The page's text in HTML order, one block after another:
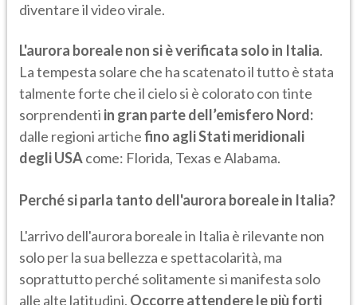
diventare il video virale.
L'aurora boreale non si è verificata solo in Italia.
La tempesta solare che ha scatenato il tutto è stata
talmente forte che il cielo si è colorato con tinte
sorprendenti in gran parte dell’emisfero Nord:
dalle regioni artichefino agli Stati meridionali
degli USAcome: Florida, Texas e Alabama.
Perché si parla tanto dell'aurora boreale in Italia?
L'arrivo dell'aurora boreale in Italia è rilevante non
solo per la sua bellezza e spettacolarità, ma
soprattutto perché solitamente si manifesta solo
alle alte latitudini. Occorre attendere le più forti